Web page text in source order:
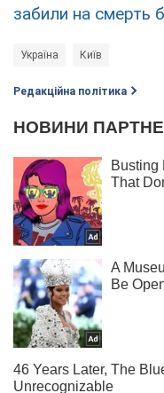
забили на смерть
Україна Київ
Редакційна політика